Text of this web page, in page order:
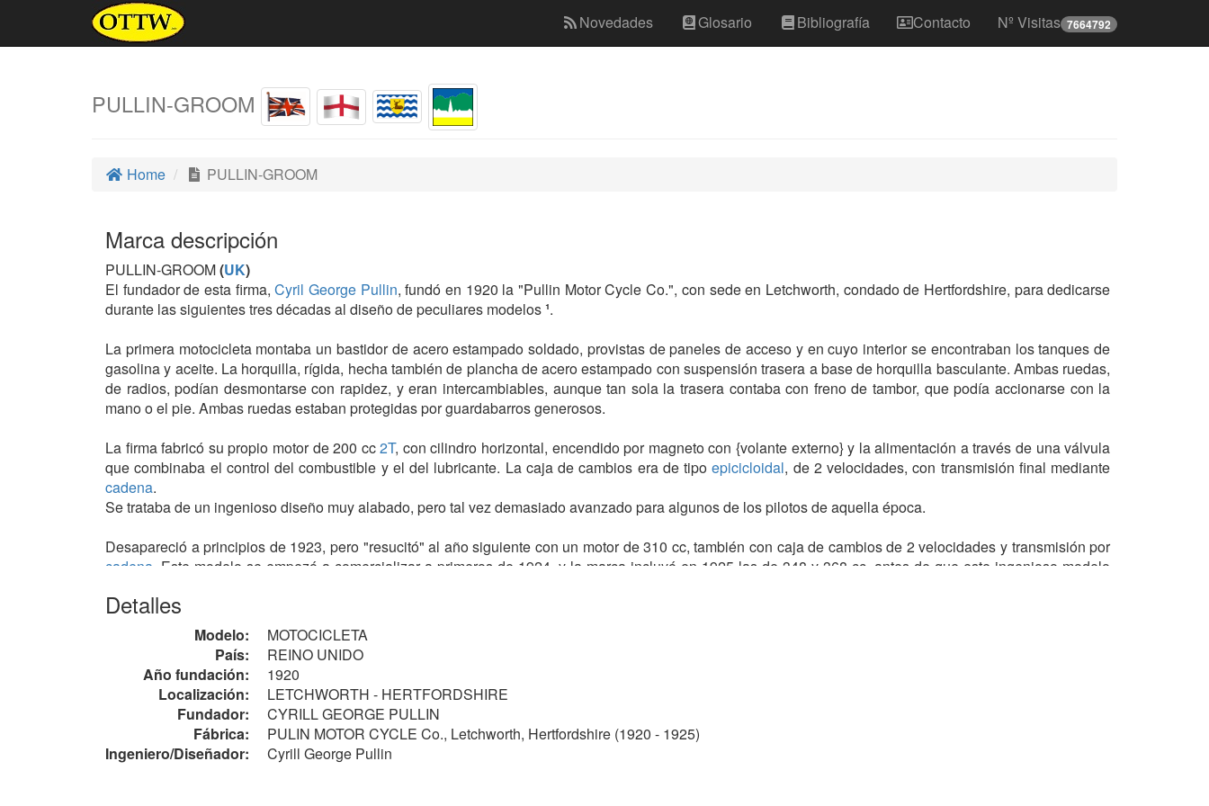
Novedades Glosario Bibliografía Contacto Nº Visitas 7664792
PULLIN-GROOM
Home PULLIN-GROOM
Marca descripción
PULLIN-GROOM(UK)
El fundador de esta firma,Cyril George Pullin, fundó en 1920 la "Pullin Motor Cycle Co.", con sede en Letchworth, condado de Hertfordshire, para dedicarse
durante las siguientes tres décadas al diseño de peculiares modelos¹.
La primera motocicleta montaba un bastidor de acero estampado soldado, provistas de paneles de acceso y en cuyo interior se encontraban los tanques de
gasolina y aceite. La horquilla, rígida, hecha también de plancha de acero estampado con suspensión trasera a base de horquilla basculante. Ambas ruedas,
de radios, podían desmontarse con rapidez, y eran intercambiables, aunque tan sola la trasera contaba con freno de tambor, que podía accionarse con la
mano o el pie. Ambas ruedas estaban protegidas por guardabarros generosos.
La firma fabricó su propio motor de 200 cc2T, con cilindro horizontal, encendido por magneto con {volante externo} y la alimentación a través de una válvula
que combinaba el control del combustible y el del lubricante. La caja de cambios era de tipoepicicloidal, de 2 velocidades, con transmisión final mediante
cadena.
Se trataba de un ingenioso diseño muy alabado, pero tal vez demasiado avanzado para algunos de los pilotos de aquella época.
Desapareció a principios de 1923, pero "resucitó" al año siguiente con un motor de 310 cc, también con caja de cambios de 2 velocidades y transmisión por
cadena . Este modelo se empezó a comercializar a primeros de 1924, y la marca incluyó en 1925 las de 348 y 368 cc, antes de que este ingenioso modelo
(¹) ver ASCOT PULLIN y
POWERWHEEL
Detalles
Modelo:
MOTOCICLETA
País:
REINO UNIDO
Año fundación:
1920
Localización:
LETCHWORTH - HERTFORDSHIRE
Fundador:
CYRILL GEORGE PULLIN
Fábrica:
PULIN MOTOR CYCLE Co., Letchworth, Hertfordshire (1920 - 1925)
Ingeniero/Diseñador:
Cyrill George Pullin